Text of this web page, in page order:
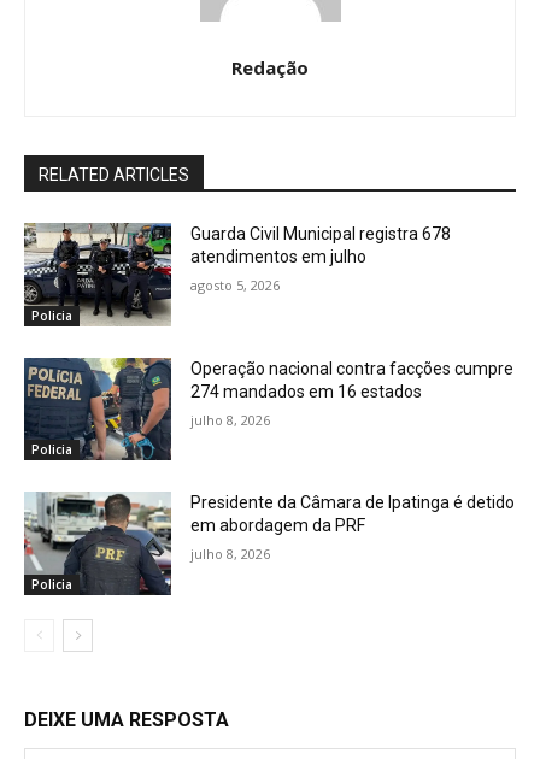
Redação
RELATED ARTICLES
Policia
Guarda Civil Municipal registra 678
atendimentos em julho
agosto 5, 2026
Policia
Operação nacional contra facções cumpre
274 mandados em 16 estados
julho 8, 2026
Policia
Presidente da Câmara de Ipatinga é detido
em abordagem da PRF
julho 8, 2026
DEIXE UMA RESPOSTA